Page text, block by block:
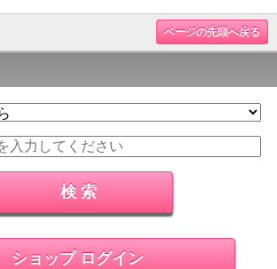
ページの先頭へ戻る
ショップ ログイン